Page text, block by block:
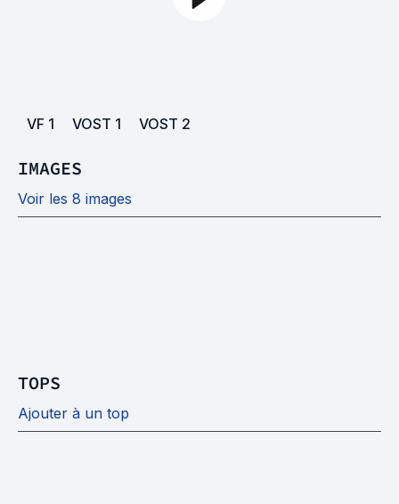
VF 1 VOST 1 VOST 2
IMAGES
Voir les 8 images
TOPS
Ajouter à un top